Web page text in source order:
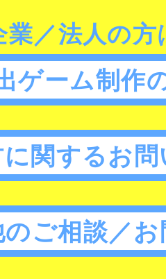
／法人の方
ゲーム制作
関するお
ご相談／